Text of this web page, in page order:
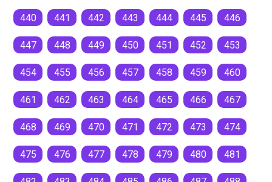
440 441 442 443 444 445 446
447 448 449 450 451 452 453
454 455 456 457 458 459 460
461 462 463 464 465 466 467
468 469 470 471 472 473 474
475 476 477 478 479 480 481